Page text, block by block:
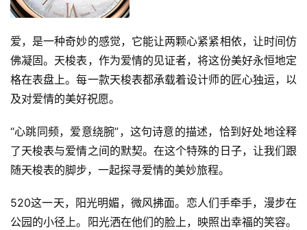
爱，是一种奇妙的感觉，它能让两颗心紧紧相依，让时间仿
佛凝固。天梭表，作为爱情的见证者，将这份美好永恒地定
格在表盘上。每一款天梭表都承载着设计师的匠心独运，以
及对爱情的美好祝愿。
“心跳同频，爱意绕腕”，这句诗意的描述，恰到好处地诠释
了天梭表与爱情之间的默契。在这个特殊的日子，让我们跟
随天梭表的脚步，一起探寻爱情的美妙旅程。
520这一天，阳光明媚，微风拂面。恋人们手牵手，漫步在
公园的小径上。阳光洒在他们的脸上，映照出幸福的笑容。